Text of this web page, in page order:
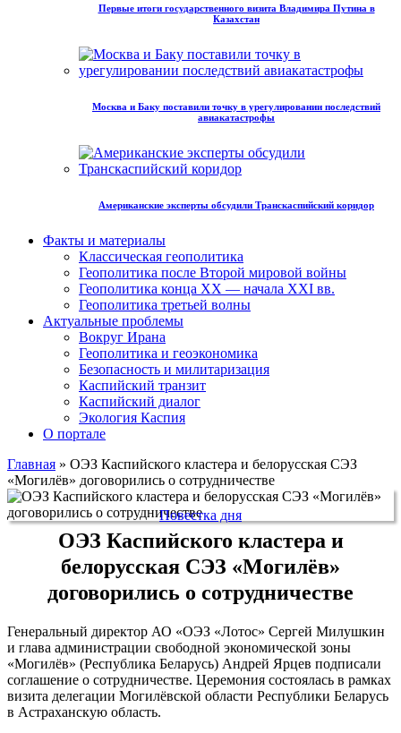
Первые итоги государственного визита Владимира Путина в
Казахстан
Москва и Баку поставили точку в урегулировании последствий
авиакатастрофы
Американские эксперты обсудили Транскаспийский коридор
Факты и материалы
Классическая геополитика
Геополитика после Второй мировой войны
Геополитика конца XX — начала XXI вв.
Геополитика третьей волны
Актуальные проблемы
Вокруг Ирана
Геополитика и геоэкономика
Безопасность и милитаризация
Каспийский транзит
Каспийский диалог
Экология Каспия
О портале
Главная » ОЭЗ Каспийского кластера и белорусская СЭЗ
«Могилёв» договорились о сотрудничестве
Повестка дня
ОЭЗ Каспийского кластера и
белорусская СЭЗ «Могилёв»
договорились о сотрудничестве
Генеральный директор АО «ОЭЗ «Лотос» Сергей Милушкин
и глава администрации свободной экономической зоны
«Могилёв» (Республика Беларусь) Андрей Ярцев подписали
соглашение о сотрудничестве. Церемония состоялась в рамках
визита делегации Могилёвской области Республики Беларусь
в Астраханскую область.